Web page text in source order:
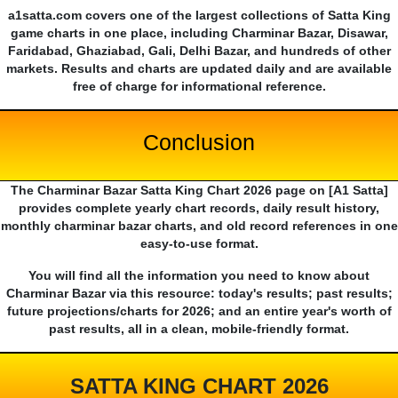
a1satta.com covers one of the largest collections of Satta King
game charts in one place, including Charminar Bazar, Disawar,
Faridabad, Ghaziabad, Gali, Delhi Bazar, and hundreds of other
markets. Results and charts are updated daily and are available
free of charge for informational reference.
Conclusion
The Charminar Bazar Satta King Chart 2026 page on [A1 Satta]
provides complete yearly chart records, daily result history,
monthly charminar bazar charts, and old record references in one
easy-to-use format.
You will find all the information you need to know about
Charminar Bazar via this resource: today's results; past results;
future projections/charts for 2026; and an entire year's worth of
past results, all in a clean, mobile-friendly format.
SATTA KING CHART 2026